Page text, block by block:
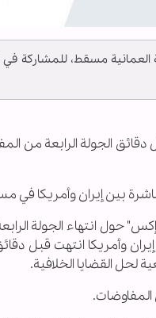
العمانية مسقط، للمشاركة في
دقائق الجولة الرابعة من
بين إيران وأمريكا
حول انتهاء الجولة
وأمريكا انتهت قبل
القضايا الخلافية.